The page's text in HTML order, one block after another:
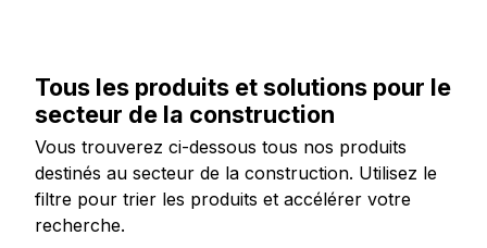
Tous les produits et solutions pour le
secteur de la construction
Vous trouverez ci-dessous tous nos produits
destinés au secteur de la construction. Utilisez le
filtre pour trier les produits et accélérer votre
recherche.